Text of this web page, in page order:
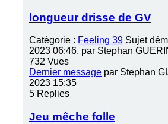
longueur drisse de GV
Catégorie : Feeling 39 Sujet
2023 06:46, par Stephan
732 Vues
Dernier message par Stephan
2023 15:35
5 Replies
Jeu mêche folle